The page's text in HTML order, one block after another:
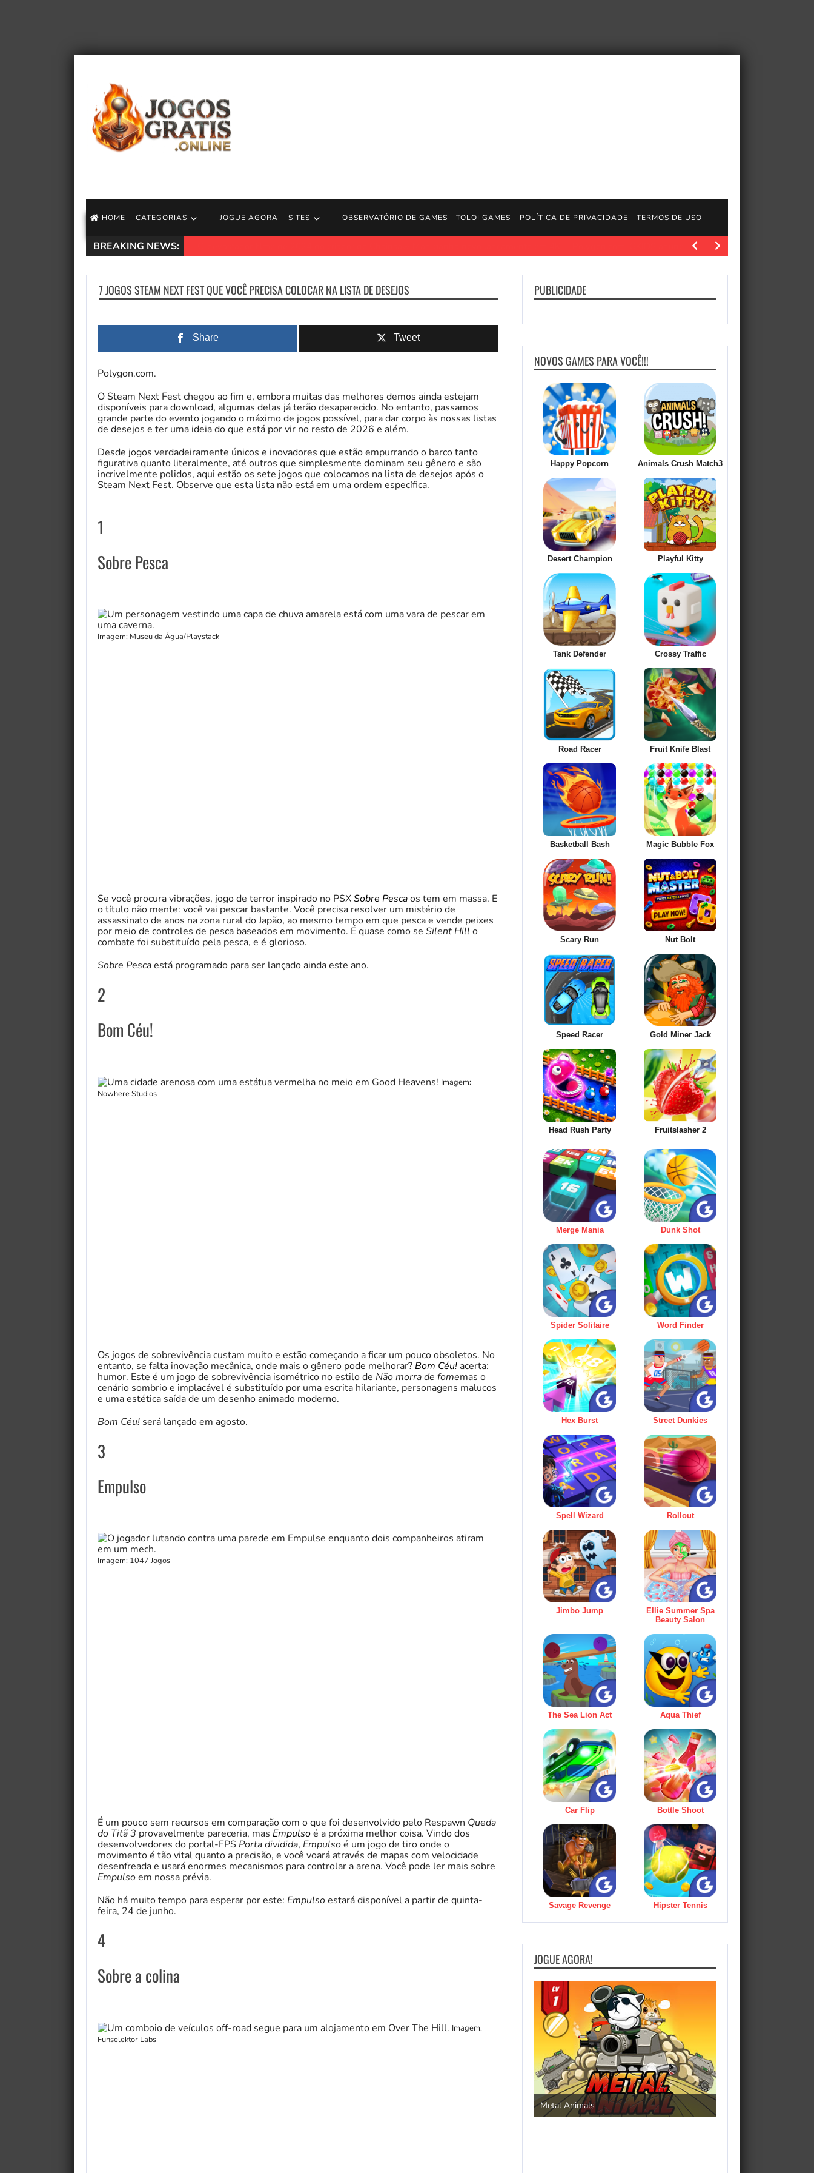
HOME CATEGORIAS JOGUE AGORA SITES OBSERVATÓRIO DE GAMES TOLOI GAMES POLÍTICA DE PRIVACIDADE TERMOS DE USO
BREAKING NEWS: Polygon.com. Arcano: League of Legends estabeleceu um novo
7 JOGOS STEAM NEXT FEST QUE VOCÊ PRECISA COLOCAR NA LISTA DE DESEJOS
Share Tweet
Polygon.com.
O Steam Next Fest chegou ao fim e, embora muitas das melhores demos ainda estejam
disponíveis para download, algumas delas já terão desaparecido. No entanto, passamos
grande parte do evento jogando o máximo de jogos possível, para dar corpo às nossas listas
de desejos e ter uma ideia do que está por vir no resto de 2026 e além.
Desde jogos verdadeiramente únicos e inovadores que estão empurrando o barco tanto
figurativa quanto literalmente, até outros que simplesmente dominam seu gênero e são
incrivelmente polidos, aqui estão os sete jogos que colocamos na lista de desejos após o
Steam Next Fest. Observe que esta lista não está em uma ordem específica.
1
Sobre Pesca
Imagem: Museu da Água/Playstack
Se você procura vibrações, jogo de terror inspirado no PSXSobre Pescaos tem em massa. E
o título não mente: você vai pescar bastante. Você precisa resolver um mistério de
assassinato de anos na zona rural do Japão, ao mesmo tempo em que pesca e vende peixes
por meio de controles de pesca baseados em movimento. É quase como se Silent Hill o
combate foi substituído pela pesca, e é glorioso.
Sobre Pescaestá programado para ser lançado ainda este ano.
2
Bom Céu!
Imagem:
Nowhere Studios
Os jogos de sobrevivência custam muito e estão começando a ficar um pouco obsoletos. No
entanto, se falta inovação mecânica, onde mais o gênero pode melhorar? Bom Céu! acerta:
humor. Este é um jogo de sobrevivência isométrico no estilo de Não morra de fomemas o
cenário sombrio e implacável é substituído por uma escrita hilariante, personagens malucos
e uma estética saída de um desenho animado moderno.
Bom Céu! será lançado em agosto.
3
Empulso
Imagem: 1047 Jogos
É um pouco sem recursos em comparação com o que foi desenvolvido pelo Respawn Queda
do Titã 3 provavelmente pareceria, mas Empulsoé a próxima melhor coisa. Vindo dos
desenvolvedores do portal-FPS Porta dividida, Empulsoé um jogo de tiro onde o
movimento é tão vital quanto a precisão, e você voará através de mapas com velocidade
desenfreada e usará enormes mecanismos para controlar a arena. Você pode ler mais sobre
Empulsoem nossa prévia.
Não há muito tempo para esperar por este: Empulsoestará disponível a partir de quinta-
feira, 24 de junho.
4
Sobre a colina
Imagem:
Funselektor Labs
PUBLICIDADE
NOVOS GAMES PARA VOCÊ!!!
Happy Popcorn Animals Crush Match3
Desert Champion Playful Kitty
Tank Defender Crossy Traffic
Road Racer Fruit Knife Blast
Basketball Bash Magic Bubble Fox
Scary Run Nut Bolt
Speed Racer Gold Miner Jack
Head Rush Party Fruitslasher 2
Merge Mania Dunk Shot
Spider Solitaire Word Finder
Hex Burst Street Dunkies
Spell Wizard Rollout
Jimbo Jump
Ellie Summer Spa
Beauty Salon
The Sea Lion Act Aqua Thief
Car Flip Bottle Shoot
Savage Revenge Hipster Tennis
JOGUE AGORA!
Metal Animals